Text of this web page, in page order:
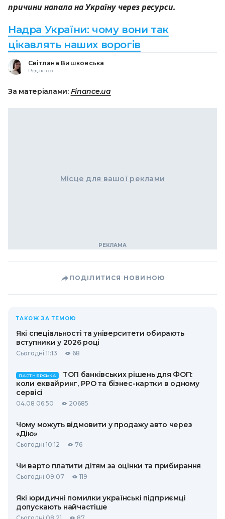
причини напала на Україну через ресурси.
Надра України: чому вони так
цікавлять наших ворогів
Світлана Вишковська
Редактор
За матеріалами: Finance.ua
Місце для вашої реклами
ПОДІЛИТИСЯ НОВИНОЮ
ТАКОЖ ЗА ТЕМОЮ
Які спеціальності та університети обирають
вступники у 2026 році
Сьогодні 11:13 68
ПАРТНЕРСЬКА
ТОП банківських рішень для ФОП:
коли еквайринг, РРО та бізнес-картки в одному
сервісі
04.08 06:50 20685
Чому можуть відмовити у продажу авто через
«Дію»
Сьогодні 10:12 76
Чи варто платити дітям за оцінки та прибирання
Сьогодні 09:07 119
Які юридичні помилки українські підприємці
допускають найчастіше
Сьогодні 08:21 87